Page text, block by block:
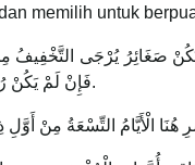
memilih untuk
فَإِنْ لَمْ يَكُنْ رُفِعْتَ دَرَجَاتٍ.